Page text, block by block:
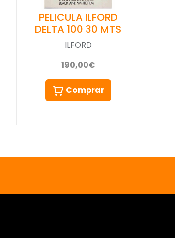
PELICULA ILFORD
DELTA 100 30 MTS
ILFORD
190,00€
Comprar